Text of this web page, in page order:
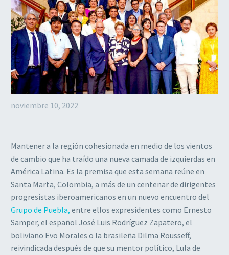
noviembre 10, 2022
Mantener a la región cohesionada en medio de los vientos
de cambio que ha traído una nueva camada de izquierdas en
América Latina. Es la premisa que esta semana reúne en
Santa Marta, Colombia, a más de un centenar de dirigentes
progresistas iberoamericanos en un nuevo encuentro del
Grupo de Puebla, entre ellos expresidentes como Ernesto
Samper, el español José Luis Rodríguez Zapatero, el
boliviano Evo Morales o la brasileña Dilma Rousseff,
reivindicada después de que su mentor político, Lula de